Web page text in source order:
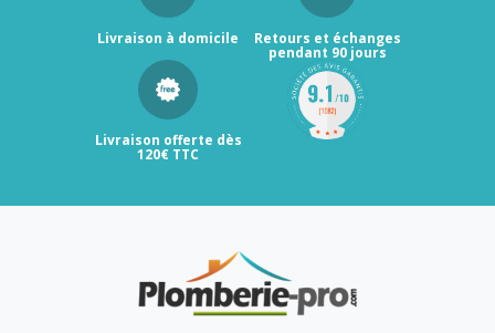
Livraison à domicile Retours et échanges
pendant 90 jours
Livraison offerte dès
120€ TTC